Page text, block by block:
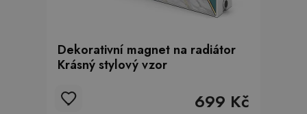
Dekorativní magnet na radiátor
Krásný stylový vzor
699 Kč